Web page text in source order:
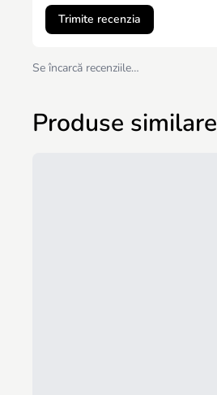
Trimite recenzia
Se încarcă recenziile…
Produse similare